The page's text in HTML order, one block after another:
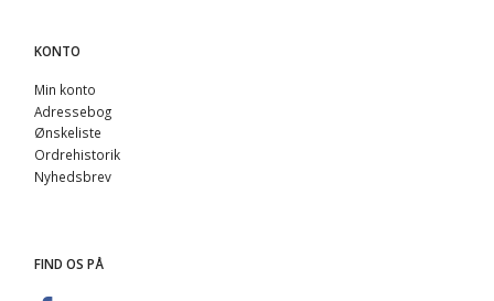
KONTO
Min konto
Adressebog
Ønskeliste
Ordrehistorik
Nyhedsbrev
FIND OS PÅ